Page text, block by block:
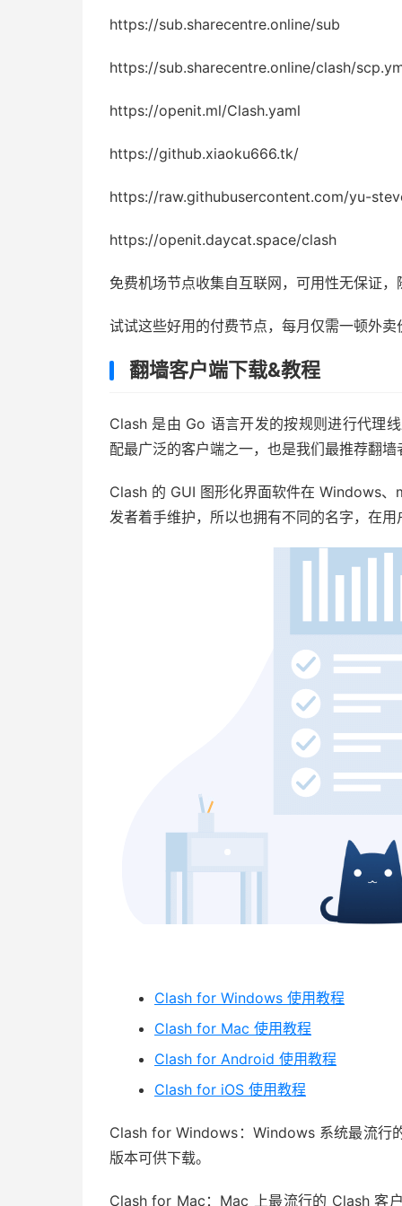
https://sub.sharecentre.online/sub
https://sub.sharecentre.online/clash/
https://openit.ml/Clash.yaml
https://github.xiaoku666.tk/
https://raw.githubusercontent.com/yu-
https://openit.daycat.space/clash
免费机场节点收集自互联网，可用性无保证
试试这些好用的付费节点，每月仅需一顿外
翻墙客户端下载&教程
Clash 是由 Go 语言开发的按规则进行代理
配最广泛的客户端之一，也是我们最推荐翻
Clash 的 GUI 图形化界面软件在 Windows
发者着手维护，所以也拥有不同的名字，在
Clash for Windows 使用教程
Clash for Mac 使用教程
Clash for Android 使用教程
Clash for iOS 使用教程
Clash for Windows：Windows 系统最流行
版本可供下载。
Clash for Mac：Mac 上最流行的 Clash 客